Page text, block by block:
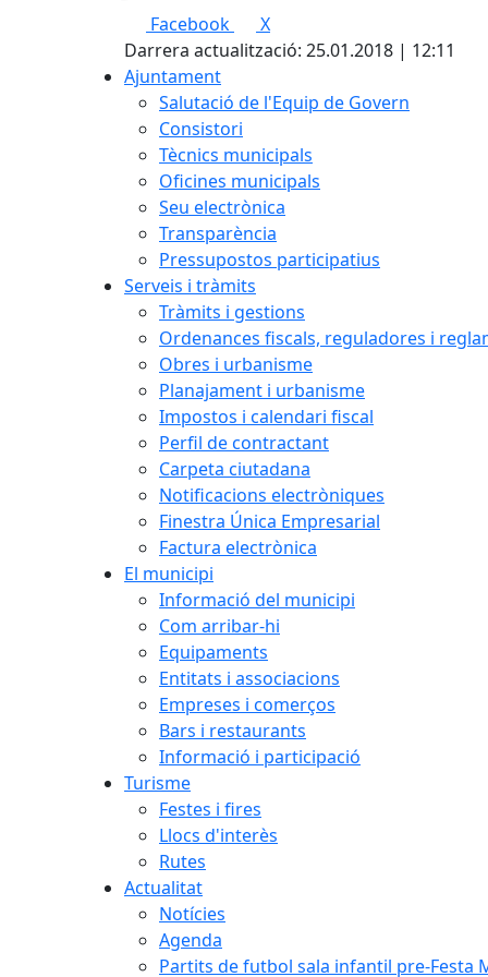
Facebook
X
Darrera actualització: 25.01.2018 | 12:11
Ajuntament
Salutació de l'Equip de Govern
Consistori
Tècnics municipals
Oficines municipals
Seu electrònica
Transparència
Pressupostos participatius
Serveis i tràmits
Tràmits i gestions
Ordenances fiscals, reguladores i
Obres i urbanisme
Planajament i urbanisme
Impostos i calendari fiscal
Perfil de contractant
Carpeta ciutadana
Notificacions electròniques
Finestra Única Empresarial
Factura electrònica
El municipi
Informació del municipi
Com arribar-hi
Equipaments
Entitats i associacions
Empreses i comerços
Bars i restaurants
Informació i participació
Turisme
Festes i fires
Llocs d'interès
Rutes
Actualitat
Notícies
Agenda
Partits de futbol sala infantil pre-Festa